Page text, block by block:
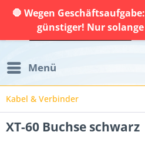
🛑 Wegen
günstiger! Nur
Menü
Kabel & Verbinder
XT-60 Buchse schwarz